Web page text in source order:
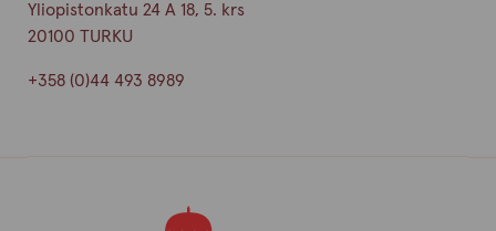
Yliopistonkatu 24 A 18, 5. krs
20100 TURKU
+358 (0)44 493 8989